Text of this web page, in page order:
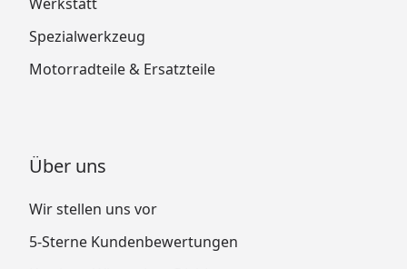
Spezialwerkzeug
Motorradteile & Ersatzteile
Über uns
Wir stellen uns vor
5-Sterne Kundenbewertungen